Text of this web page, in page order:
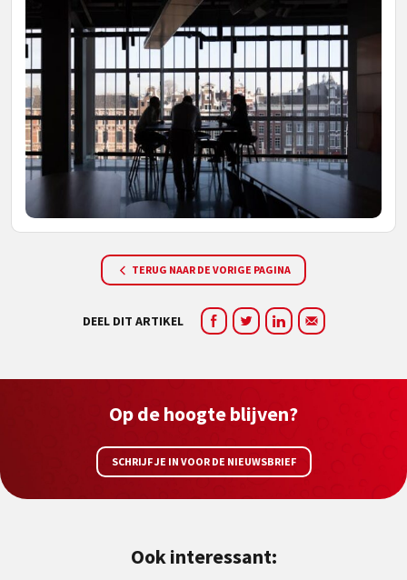
TERUG NAAR DE VORIGE PAGINA
DEEL DIT ARTIKEL
Op de hoogte blijven?
SCHRIJF JE IN VOOR DE NIEUWSBRIEF
Ook interessant: